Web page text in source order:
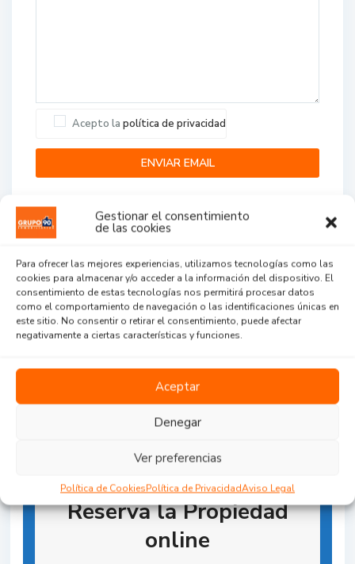
Gestionar el consentimiento
de las cookies
Para ofrecer las mejores experiencias, utilizamos tecnologías como las
cookies para almacenar y/o acceder a la información del dispositivo. El
consentimiento de estas tecnologías nos permitirá procesar datos
como el comportamiento de navegación o las identificaciones únicas en
este sitio. No consentir o retirar el consentimiento, puede afectar
negativamente a ciertas características y funciones.
Aceptar
Denegar
Ver preferencias
Política de CookiesPolítica de PrivacidadAviso Legal
Acepto la política de privacidad
Agent Reviews
...
Reserva la Propiedad
online